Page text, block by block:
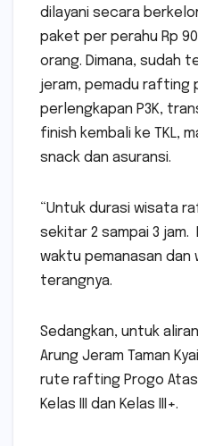
dilayani secara
paket per perahu Rp
orang. Dimana, sudah
jeram, pemadu rafting
perlengkapan P3K,
finish kembali ke TKL,
snack dan asuransi.
“Untuk durasi wisata
sekitar 2 sampai 3
waktu pemanasan dan
terangnya.
Sedangkan, untuk
Arung Jeram Taman
rute rafting Progo
Kelas III dan Kelas III+.